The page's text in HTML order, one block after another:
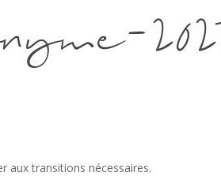
aux transitions nécessaires.